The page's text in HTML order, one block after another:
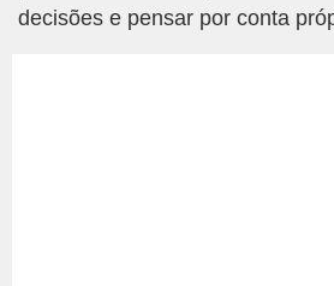
decisões e pensar por conta